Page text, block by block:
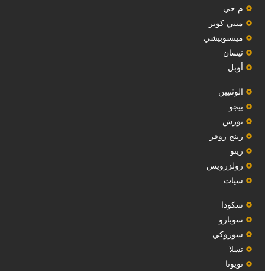
م جي
ميني كوبر
ميتسوبيشي
نيسان
أوبل
‏الوثنيين‏
بيجو
بورش
رينج روفر
رينو
رولزرويس
سيات
سكودا
‏سوبارو‏
سوزوكي
تسلا
تويوتا